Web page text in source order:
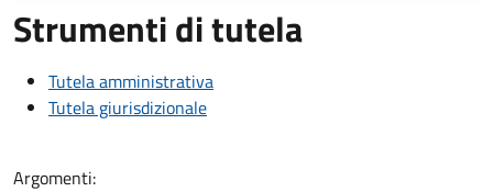
Strumenti di tutela
Tutela amministrativa
Tutela giurisdizionale
Argomenti: